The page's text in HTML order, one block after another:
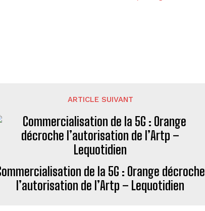
ARTICLE SUIVANT
de la 5G : Orange décroche
l’autorisation de l’Artp – Lequotidien